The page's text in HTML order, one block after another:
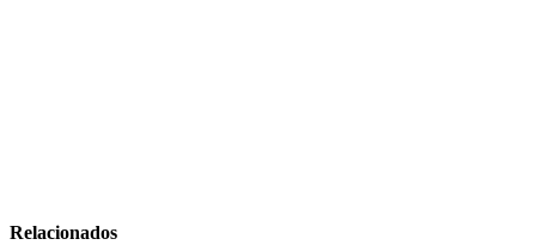
Relacionados